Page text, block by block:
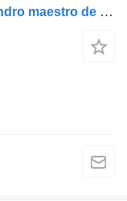
Volvo FM7 (01.98-12.01) 1628218 cilindro maestro de embrague para Volvo FM7-FM12, FM, FMX (1998-2014) cabeza tractora